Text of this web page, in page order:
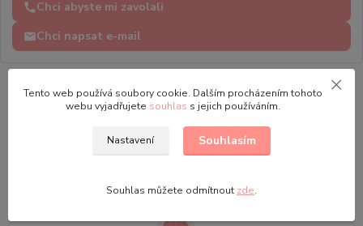
Chci abyste mi zavolali
Chci napsat e-mail
Tento web používá soubory cookie. Dalším procházením tohoto
webu vyjadřujete souhlas s jejich používáním.
Nastavení Souhlasím
Souhlas můžete odmítnout zde.